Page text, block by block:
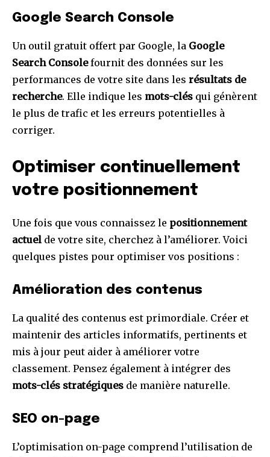
Google Search Console
Un outil gratuit offert par Google, la Google
Search Consolefournit des données sur les
performances de votre site dans les résultats de
recherche. Elle indique les mots-clés qui génèrent
le plus de trafic et les erreurs potentielles à
corriger.
Optimiser continuellement
votre positionnement
Une fois que vous connaissez le positionnement
actuel de votre site, cherchez à l’améliorer. Voici
quelques pistes pour optimiser vos positions :
Amélioration des contenus
La qualité des contenus est primordiale. Créer et
maintenir des articles informatifs, pertinents et
mis à jour peut aider à améliorer votre
classement. Pensez également à intégrer des
mots-clés stratégiques de manière naturelle.
SEO on-page
L’optimisation on-page comprend l’utilisation de